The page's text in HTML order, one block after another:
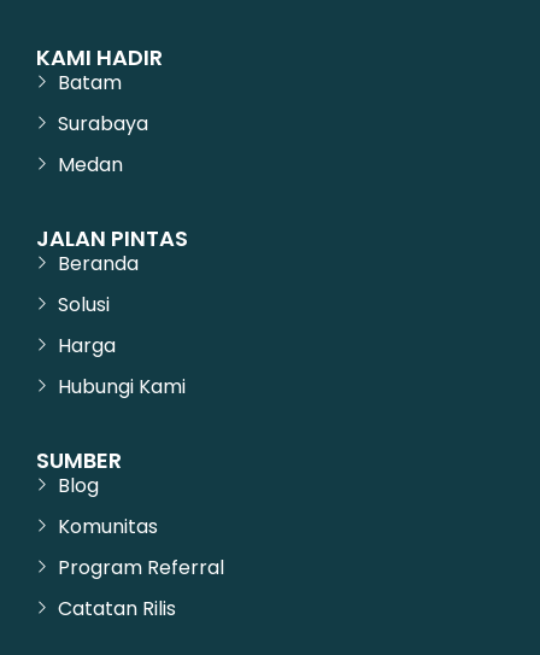
KAMI HADIR
Batam
Surabaya
Medan
JALAN PINTAS
Beranda
Solusi
Harga
Hubungi Kami
SUMBER
Blog
Komunitas
Program Referral
Catatan Rilis